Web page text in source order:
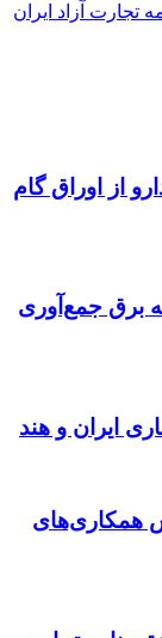
تجارت آزاد ایران
از اوراق گام
برق جمع‌آوری
ایران و هند
همکاری‌های